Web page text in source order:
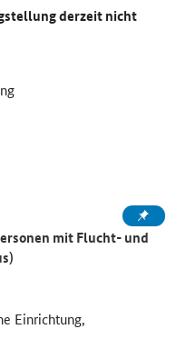
derzeit nicht
mit Flucht- und
Einrichtung,